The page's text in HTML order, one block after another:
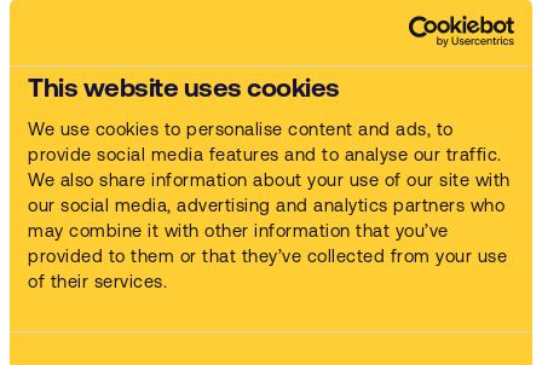
This website uses cookies
We use cookies to personalise content and ads, to
provide social media features and to analyse our traffic.
We also share information about your use of our site with
our social media, advertising and analytics partners who
may combine it with other information that you’ve
provided to them or that they’ve collected from your use
of their services.
montrent que la quantité de vapeur est cinq fois moins
importante lors d’un lavage à 35 °C qu’à 65 °C. Cela améliore la
sécurité, le confort et la visibilité pour les opérateurs qui,
autrement, devraient prendre des précautions.
Billy explique : “Lorsque vous allumiez la machine, avant, vous
aviez le visage couvert de vapeur. Ce n’était pas agréable si
vous oubliez ou si vous agissiez trop rapidement. Aujourd’hui, il
n’y a pratiquement plus de vapeur. Je peux entrer, sortir mes
pièces et me mettre au travail”.